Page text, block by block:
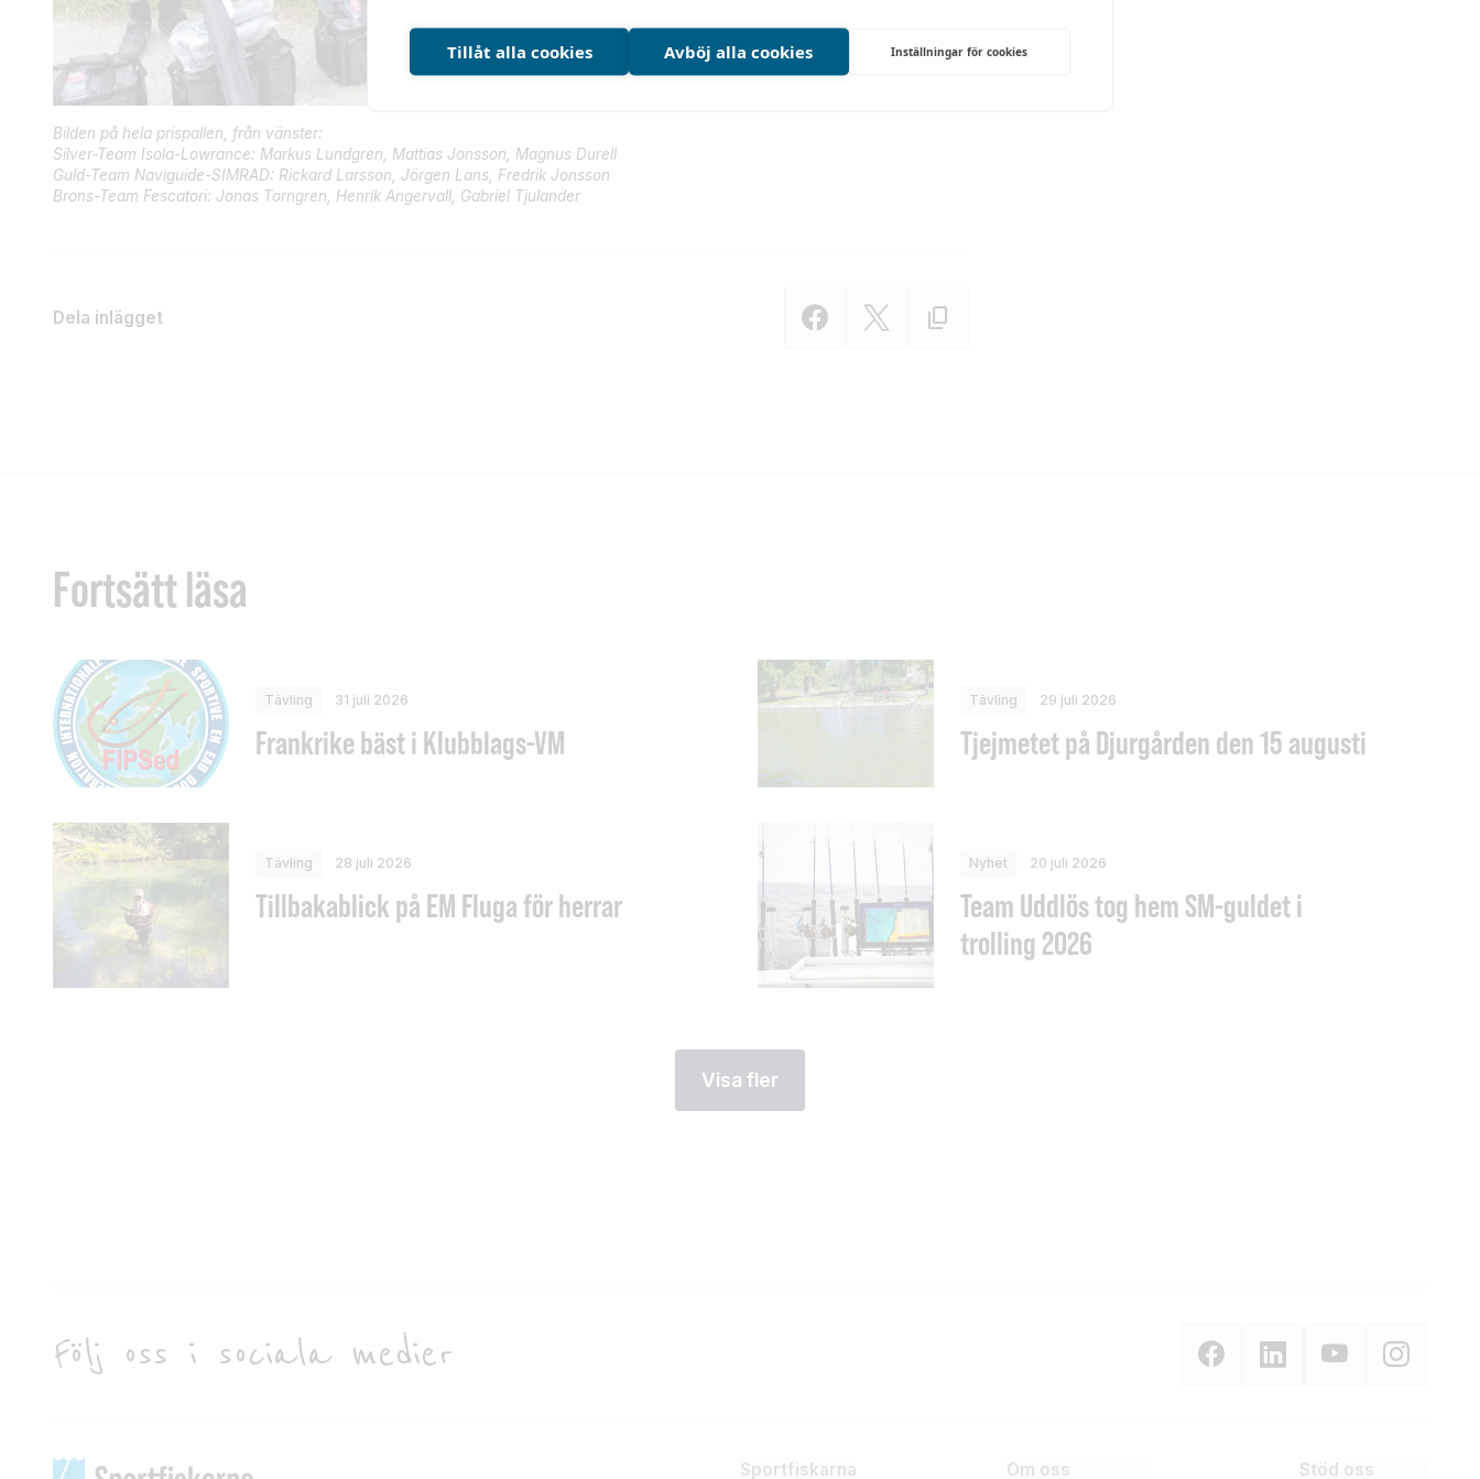
Tillåt alla cookies Avböj alla cookies Inställningar för cookies
Bilden på hela prispallen, från vänster:
Silver-Team Isola-Lowrance: Markus Lundgren, Mattias Jonsson, Magnus Durell
Guld-Team Naviguide-SIMRAD: Rickard Larsson, Jörgen Lans, Fredrik Jonsson
Brons-Team Fescatori: Jonas Torngren, Henrik Angervall, Gabriel Tjulander
Dela inlägget
Fortsätt läsa
Tävling 31 juli 2026
Frankrike bäst i Klubblags-VM
Tävling 29 juli 2026
Tjejmetet på Djurgården den 15 augusti
Tävling 28 juli 2026
Tillbakablick på EM Fluga för herrar
Nyhet 20 juli 2026
Team Uddlös tog hem SM-guldet i
trolling 2026
Visa fler
Följ oss i sociala medier
Sportfiskarna Om oss Stöd oss